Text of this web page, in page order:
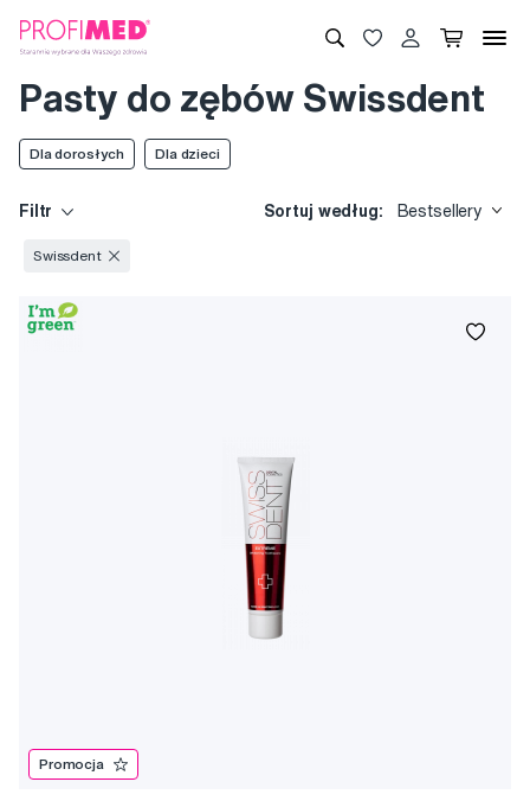
Pasty do zębów Swissdent
Dla dorosłych Dla dzieci
Filtr Sortuj według: Bestsellery
Swissdent
Promocja